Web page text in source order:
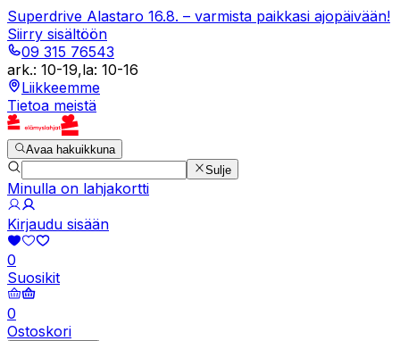
Superdrive Alastaro 16.8. – varmista paikkasi ajopäivään!
Siirry sisältöön
09 315 76543
ark.: 10-19,la: 10-16
Liikkeemme
Tietoa meistä
Avaa hakuikkuna
Sulje
Minulla on lahjakortti
Kirjaudu sisään
0
Suosikit
0
Ostoskori